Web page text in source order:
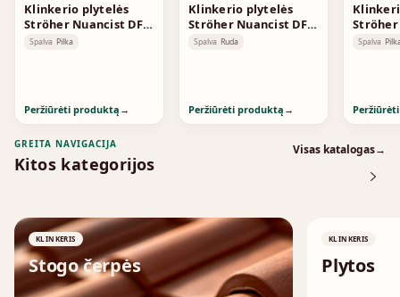
Klinkerio plytelės
Ströher Nuancist DF
Grey-Brown 1841
Spalva Pilka
Peržiūrėti produktą →
Klinkerio plytelės
Ströher Nuancist DF
Red 1823
Spalva Ruda
Peržiūrėti produktą →
Ströher
Spalva
GREITA NAVIGACIJA
Kitos kategorijos
Visas katalogas→
KLINKERIS
Stogo čerpės
↗
KLINKERIS
Plytos